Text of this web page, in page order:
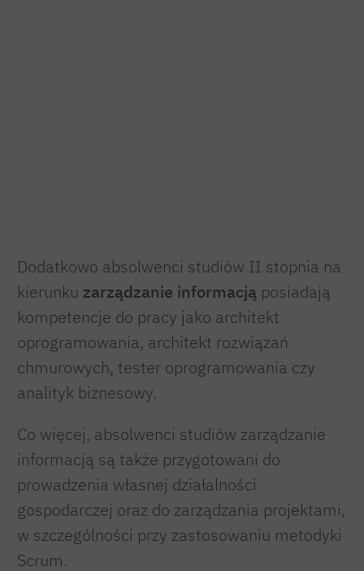
Dodatkowo absolwenci studiów II stopnia na
kierunku zarządzanie informacją posiadają
kompetencje do pracy jako architekt
oprogramowania, architekt rozwiązań
chmurowych, tester oprogramowania czy
analityk biznesowy.
Co więcej, absolwenci studiów zarządzanie
informacją są także przygotowani do
prowadzenia własnej działalności
gospodarczej oraz do zarządzania projektami,
w szczególności przy zastosowaniu metodyki
Scrum.